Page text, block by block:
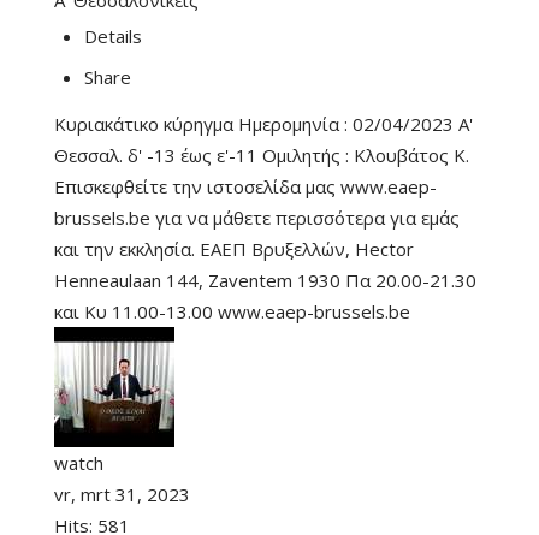
Details
Share
Κυριακάτικο κύρηγμα Ημερομηνία : 02/04/2023 Α'
Θεσσαλ. δ' -13 έως ε'-11 Ομιλητής : Κλουβάτος Κ.
Επισκεφθείτε την ιστοσελίδα μας www.eaep-
brussels.be για να μάθετε περισσότερα για εμάς
και την εκκλησία. ΕΑΕΠ Βρυξελλών, Hector
Henneaulaan 144, Zaventem 1930 Πα 20.00-21.30
και Κυ 11.00-13.00 www.eaep-brussels.be
watch
vr, mrt 31, 2023
Hits: 581